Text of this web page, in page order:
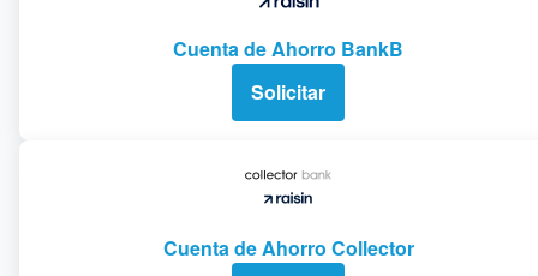
Cuenta de Ahorro BankB
Solicitar
Cuenta de Ahorro Collector